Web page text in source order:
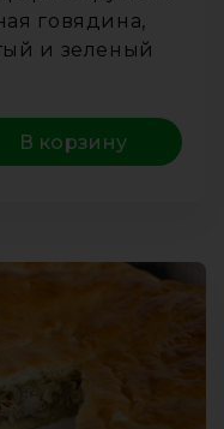
говядина,
и зеленый
В корзину